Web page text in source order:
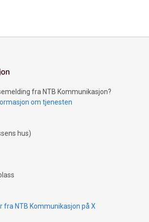
Dynamics: Explore how Bitcoin mining
Discover how tamper-proof currency
support humanitarian
Compare Bitcoin's environmental
the critical topics of Bitcoin
fra NTB Kommunikasjon?
om tjenesten
hus)
fra NTB Kommunikasjon på X